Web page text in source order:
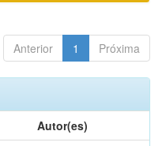
Anterior 1 Próxima
Autor(es)